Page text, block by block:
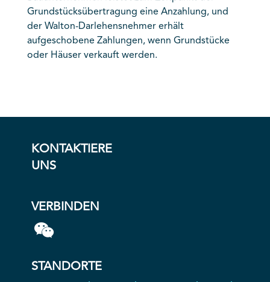
Grundstücksübertragung eine Anzahlung, und
der Walton-Darlehensnehmer erhält
aufgeschobene Zahlungen, wenn Grundstücke
oder Häuser verkauft werden.
KONTAKTIERE
UNS
VERBINDEN
STANDORTE